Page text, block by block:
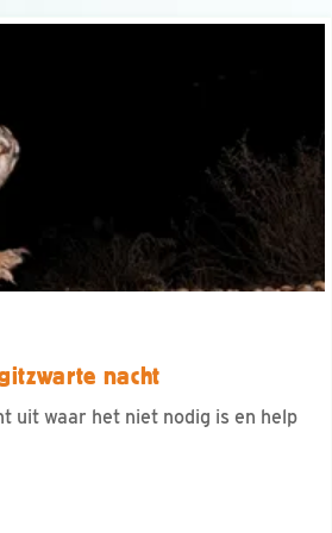
nacht
uit waar het niet nodig is en help